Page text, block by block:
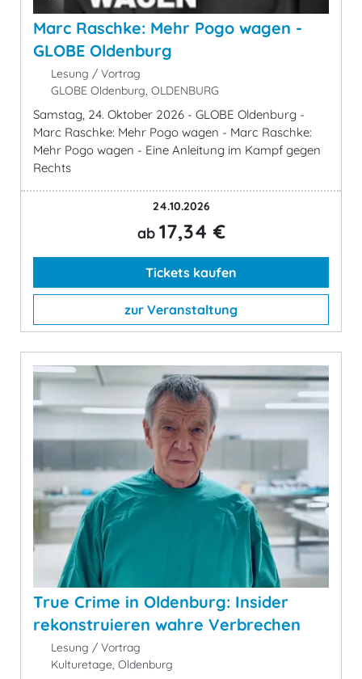
Marc Raschke: Mehr Pogo wagen -
GLOBE Oldenburg
Lesung / Vortrag
GLOBE Oldenburg, OLDENBURG
Samstag, 24. Oktober 2026 - GLOBE Oldenburg -
Marc Raschke: Mehr Pogo wagen - Marc Raschke:
Mehr Pogo wagen - Eine Anleitung im Kampf gegen
Rechts
24.10.2026
ab 17,34 €
Tickets kaufen
zur Veranstaltung
True Crime in Oldenburg: Insider
rekonstruieren wahre Verbrechen
Lesung / Vortrag
Kulturetage, Oldenburg